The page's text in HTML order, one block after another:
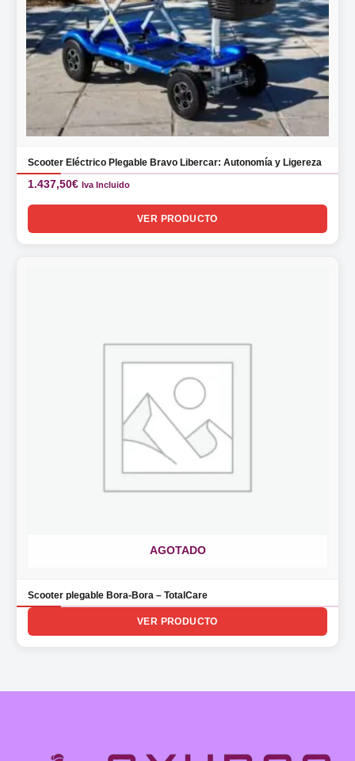
Scooter Eléctrico Plegable Bravo Libercar: Autonomía y Ligereza
1.437,50€ Iva Incluido
VER PRODUCTO
AGOTADO
Scooter plegable Bora-Bora – TotalCare
VER PRODUCTO